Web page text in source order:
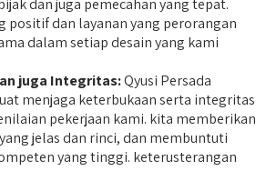
dan juga pemecahan yang tepat.
positif dan layanan yang perorangan
dalam setiap desain yang kami
juga Integritas:Qyusi Persada
menjaga keterbukaan serta integritas
pekerjaan kami. kita memberikan
jelas dan rinci, dan membuntuti
yang tinggi. keterusterangan